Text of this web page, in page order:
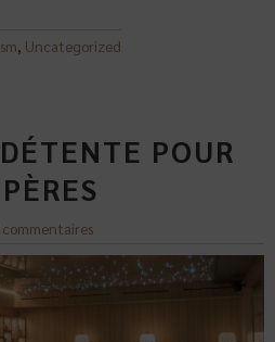
, Uncategorized
POUR
commentaires